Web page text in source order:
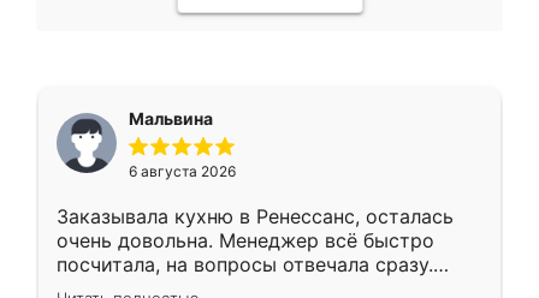
Мальвина
6 августа 2026
Заказывала кухню в Ренессанс, осталась
очень довольна. Менеджер всё быстро
посчитала, на вопросы отвечала сразу.
Замерщик приехал в субботу, подошёл к